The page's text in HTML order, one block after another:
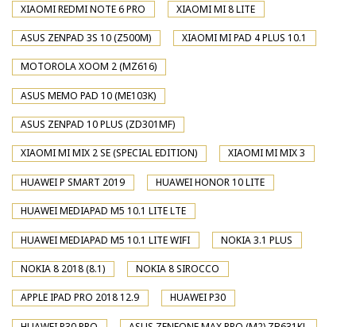
XIAOMI REDMI NOTE 6 PRO XIAOMI MI 8 LITE
ASUS ZENPAD 3S 10 (Z500M) XIAOMI MI PAD 4 PLUS 10.1
MOTOROLA XOOM 2 (MZ616)
ASUS MEMO PAD 10 (ME103K)
ASUS ZENPAD 10 PLUS (ZD301MF)
XIAOMI MI MIX 2 SE (SPECIAL EDITION) XIAOMI MI MIX 3
HUAWEI P SMART 2019 HUAWEI HONOR 10 LITE
HUAWEI MEDIAPAD M5 10.1 LITE LTE
HUAWEI MEDIAPAD M5 10.1 LITE WIFI NOKIA 3.1 PLUS
NOKIA 8 2018 (8.1) NOKIA 8 SIROCCO
APPLE IPAD PRO 2018 12.9 HUAWEI P30